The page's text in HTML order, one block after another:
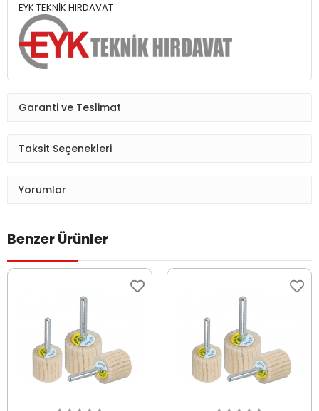
EYK TEKNİK HIRDAVAT
Garanti ve Teslimat
Taksit Seçenekleri
Yorumlar
Benzer Ürünler